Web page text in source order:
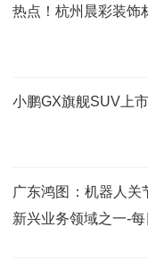
热点！杭州晨彩装饰
小鹏GX旗舰SUV上
广东鸿图：机器人
新兴业务领域之一-